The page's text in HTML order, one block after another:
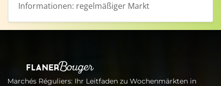
Informationen: regelmäßiger Markt
Marchés Réguliers: Ihr Leitfaden zu Wochenmärkten in